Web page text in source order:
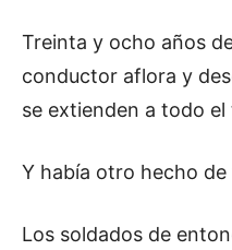
Treinta y ocho años
conductor aflora y
se extienden a todo
Y había otro hecho
Los soldados de